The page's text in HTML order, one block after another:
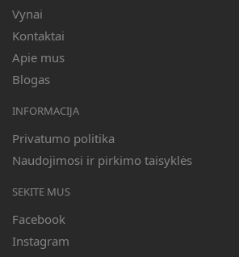
Vynai
Kontaktai
Apie mus
Blogas
INFORMACIJA
Privatumo politika
Naudojimosi ir pirkimo taisyklės
SEKITE MUS
Facebook
Instagram